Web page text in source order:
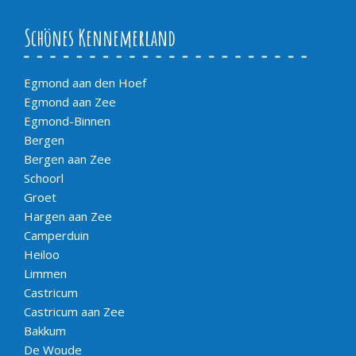
Schönes Kennemerland
Egmond aan den Hoef
Egmond aan Zee
Egmond-Binnen
Bergen
Bergen aan Zee
Schoorl
Groet
Hargen aan Zee
Camperduin
Heiloo
Limmen
Castricum
Castricum aan Zee
Bakkum
De Woude